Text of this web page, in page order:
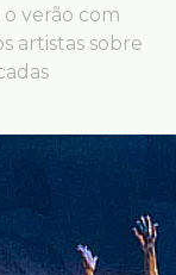
verão com
artistas sobre